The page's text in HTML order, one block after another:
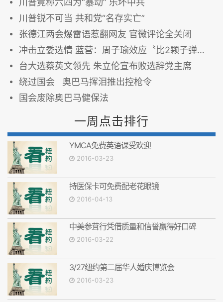
川普竟称六四为“暴动” 乐坏中共
川普锐不可当 共和党“名存实亡”
张德江两会爆雷语惹翻网友 官微评论全关闭
冲击立委选情 蓝营：周子瑜效应〝比2颗子弹〞还可怕！
台大选蔡英文领先 朱立伦宣布败选辞党主席
绕过国会 奥巴马挥泪推出控枪令
国会废除奥巴马健保法
一周点击排行
YMCA免费英语课受欢迎
2016-03-23
持医保卡可免费配老花眼镜
2016-04-13
中美参茸行凭借质量和信誉赢得好口碑
2016-03-22
3/27纽约第二届华人婚庆博览会
2016-03-23